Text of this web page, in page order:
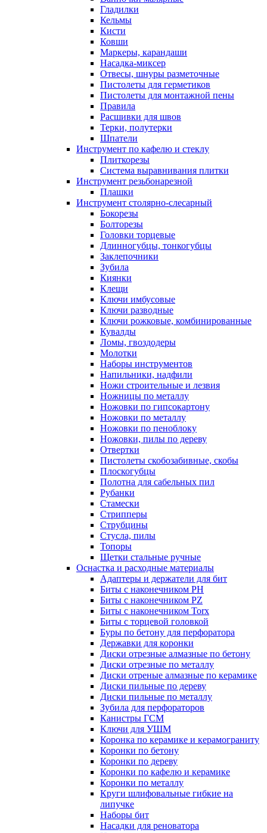
Гладилки
Кельмы
Кисти
Ковши
Маркеры, карандаши
Насадка-миксер
Отвесы, шнуры разметочные
Пистолеты для герметиков
Пистолеты для монтажной пены
Правила
Расшивки для швов
Терки, полутерки
Шпатели
Инструмент по кафелю и стеклу
Плиткорезы
Система выравнивания плитки
Инструмент резьбонарезной
Плашки
Инструмент столярно-слесарный
Бокорезы
Болторезы
Головки торцевые
Длинногубцы, тонкогубцы
Заклепочники
Зубила
Киянки
Клещи
Ключи имбусовые
Ключи разводные
Ключи рожковые, комбинированные
Кувалды
Ломы, гвоздодеры
Молотки
Наборы инструментов
Напильники, надфили
Ножи строительные и лезвия
Ножницы по металлу
Ножовки по гипсокартону
Ножовки по металлу
Ножовки по пеноблоку
Ножовки, пилы по дереву
Отвертки
Пистолеты скобозабивные, скобы
Плоскогубцы
Полотна для сабельных пил
Рубанки
Стамески
Стрипперы
Струбцины
Стусла, пилы
Топоры
Щетки стальные ручные
Оснастка и расходные материалы
Адаптеры и держатели для бит
Биты с наконечником PH
Биты с наконечником PZ
Биты с наконечником Torx
Биты с торцевой головкой
Буры по бетону для перфоратора
Державки для коронки
Диски отрезные алмазные по бетону
Диски отрезные по металлу
Диски отреные алмазные по керамике
Диски пильные по дереву
Диски пильные по металлу
Зубила для перфораторов
Канистры ГСМ
Ключи для УШМ
Коронка по керамике и керамограниту
Коронки по бетону
Коронки по дереву
Коронки по кафелю и керамике
Коронки по металлу
Круги шлифовальные гибкие на
липучке
Наборы бит
Насадки для реноватора